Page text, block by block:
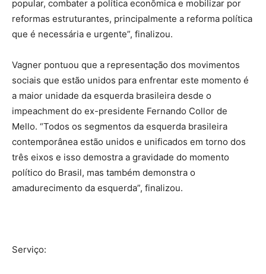
popular, combater a política econômica e mobilizar por
reformas estruturantes, principalmente a reforma política
que é necessária e urgente”, finalizou.
Vagner pontuou que a representação dos movimentos
sociais que estão unidos para enfrentar este momento é
a maior unidade da esquerda brasileira desde o
impeachment do ex-presidente Fernando Collor de
Mello. “Todos os segmentos da esquerda brasileira
contemporânea estão unidos e unificados em torno dos
três eixos e isso demostra a gravidade do momento
político do Brasil, mas também demonstra o
amadurecimento da esquerda”, finalizou.
Serviço: